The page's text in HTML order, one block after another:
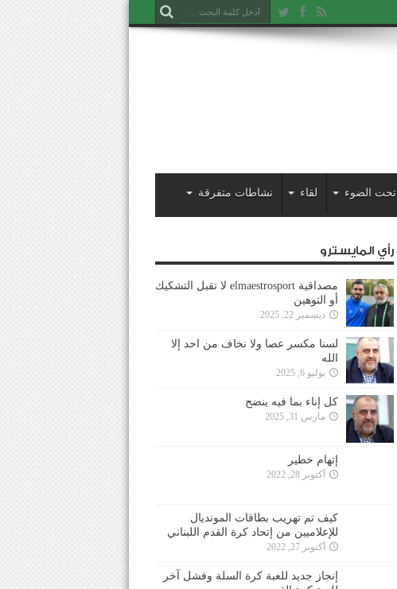
تحت الضوء لقاء نشاطات متفرقة
رأي المايسترو
مصداقية elmaestrosport لا تقبل التشكيك
أو التوهين
ديسمبر 22, 2025
لسنا مكسر عصا ولا نخاف من احد إلا
الله
يوليو 6, 2025
كل إناء بما فيه ينضح
مارس 31, 2025
إتهام خطير
أكتوبر 28, 2022
كيف تم تهريب بطاقات المونديال
للإعلاميين من إتحاد كرة القدم اللبناني
أكتوبر 27, 2022
إنجاز جديد للعبة كرة السلة وفشل آخر